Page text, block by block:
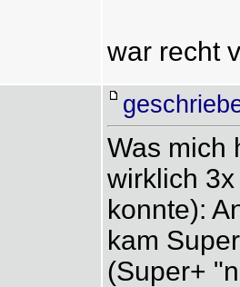
war recht
Was mich
wirklich
konnte):
kam
(Super+